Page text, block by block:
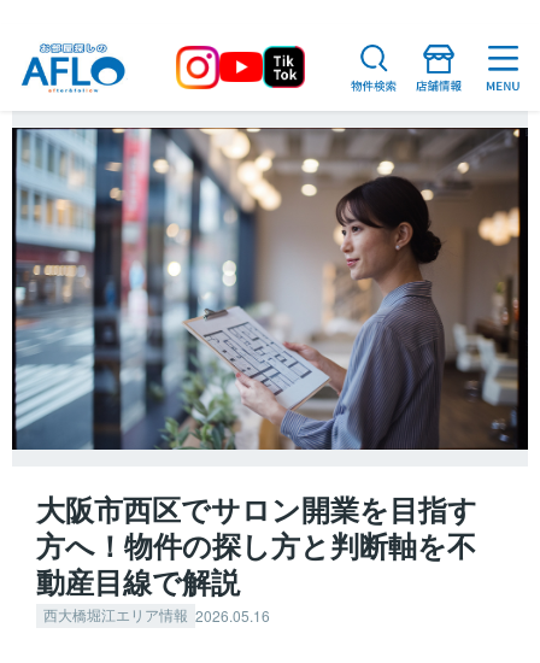
大阪市西区でサロン開業を目指す
方へ！物件の探し方と判断軸を不
動産目線で解説
西大橋堀江エリア情報 2026.05.16